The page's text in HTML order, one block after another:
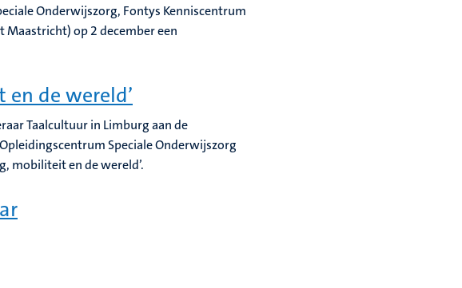
Onderwijszorg, Fontys Kenniscentrum
Maastricht) op 2 december een
de wereld’
Taalcultuur in Limburg aan de
Speciale Onderwijszorg
mobiliteit en de wereld’.